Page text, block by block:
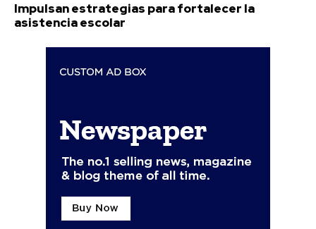
Impulsan estrategias para fortalecer la
asistencia escolar